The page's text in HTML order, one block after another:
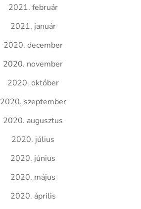
2021. február
2021. január
2020. december
2020. november
2020. október
2020. szeptember
2020. augusztus
2020. július
2020. június
2020. május
2020. április